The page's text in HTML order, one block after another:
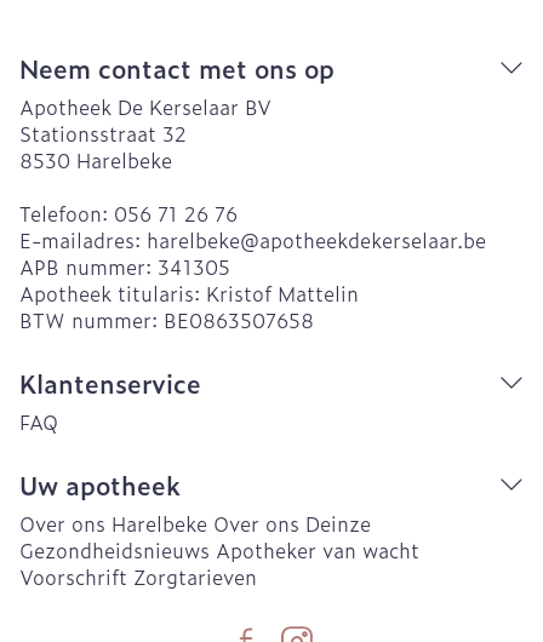
Neem contact met ons op
Apotheek De Kerselaar BV
Stationsstraat 32
8530 Harelbeke
Telefoon: 056 71 26 76
E-mailadres: harelbeke@apotheekdekerselaar.be
APB nummer: 341305
Apotheek titularis: Kristof Mattelin
BTW nummer: BE0863507658
Klantenservice
FAQ
Uw apotheek
Over ons Harelbeke Over ons Deinze
Gezondheidsnieuws Apotheker van wacht
Voorschrift Zorgtarieven